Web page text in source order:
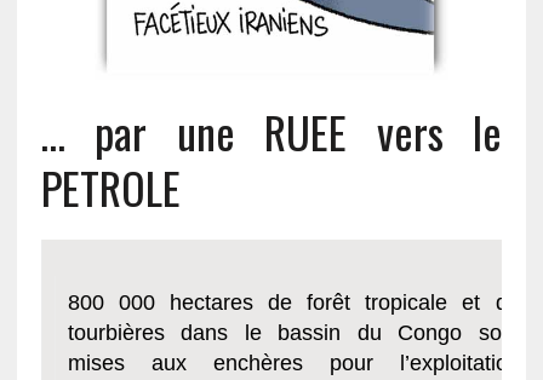
… par une RUEE vers le
PETROLE
800 000 hectares de forêt tropicale et de
tourbières dans le bassin du Congo sont
mises aux enchères pour l’exploitation